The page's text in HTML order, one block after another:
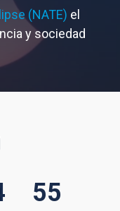
(NATE) el
y sociedad
54